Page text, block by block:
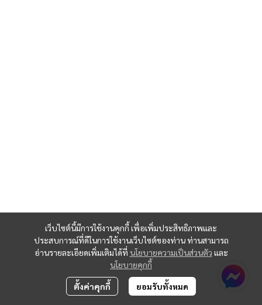
เว็บไซต์นี้มีการใช้งานคุกกี้ เพื่อเพิ่มประสิทธิภาพและ
ประสบการณ์ที่ดีในการใช้งานเว็บไซต์ของท่าน ท่านสามารถ
อ่านรายละเอียดเพิ่มเติมได้ที่ นโยบายความเป็นส่วนตัว และ
นโยบายคุกกี้
ตั้งค่าคุกกี้ ยอมรับทั้งหมด